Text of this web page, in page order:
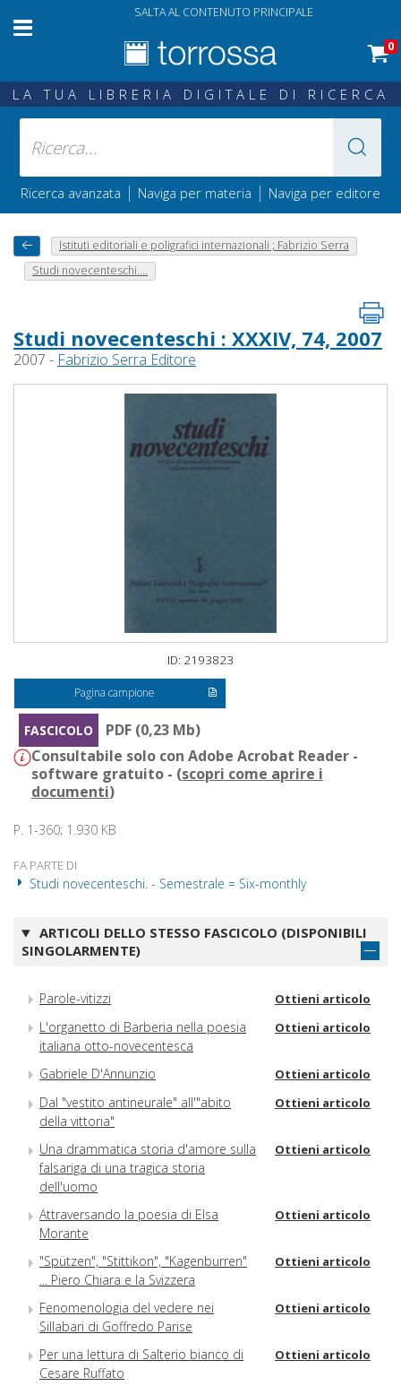
SALTA AL CONTENUTO PRINCIPALE
0
LA TUA LIBRERIA DIGITALE DI RICERCA
Ricerca avanzata | Naviga per materia | Naviga per editore
Istituti editoriali e poligrafici internazionali ; Fabrizio Serra
Studi novecenteschi....
Studi novecenteschi : XXXIV, 74, 2007
2007 - Fabrizio Serra Editore
ID: 2193823
Pagina campione
FASCICOLO
PDF (0,23 Mb)
Consultabile solo con Adobe Acrobat Reader -
software gratuito - (scopri come aprire i
documenti)
P. 1-360; 1.930 KB
FA PARTE DI
Studi novecenteschi. - Semestrale = Six-monthly
ARTICOLI DELLO STESSO FASCICOLO (DISPONIBILI
SINGOLARMENTE)
Parole-vitizzi Ottieni articolo
L'organetto di Barberia nella poesia
italiana otto-novecentesca
Ottieni articolo
Gabriele D'Annunzio Ottieni articolo
Dal "vestito antineurale" all'"abito
della vittoria"
Ottieni articolo
Una drammatica storia d'amore sulla
falsariga di una tragica storia
dell'uomo
Ottieni articolo
Attraversando la poesia di Elsa
Morante
Ottieni articolo
"Spützen", "Stittikon", "Kagenburren"
... Piero Chiara e la Svizzera
Ottieni articolo
Fenomenologia del vedere nei
Sillabari di Goffredo Parise
Ottieni articolo
Per una lettura di Salterio bianco di
Cesare Ruffato
Ottieni articolo